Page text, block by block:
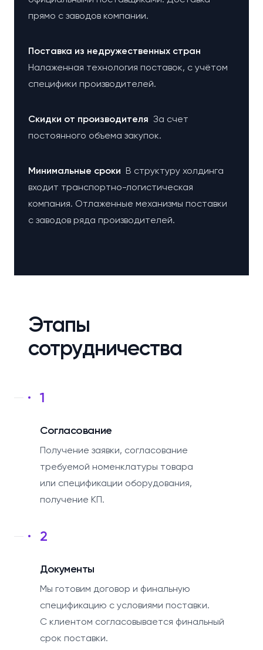
прямо с заводов компании.
Поставка из недружественных стран
Налаженная технология поставок, с учётом
специфики производителей.
Cкидки от производителя За счет
постоянного объема закупок.
Минимальные сроки В структуру холдинга
входит транспортно-логистическая
компания. Отлаженные механизмы поставки
с заводов ряда производителей.
Этапы
сотрудничества
1
Согласование
Получение заявки, согласование
требуемой номенклатуры товара
или спецификации оборудования,
получение КП.
2
Документы
Мы готовим договор и финальную
спецификацию с условиями поставки.
С клиентом согласовывается финальный
срок поставки.